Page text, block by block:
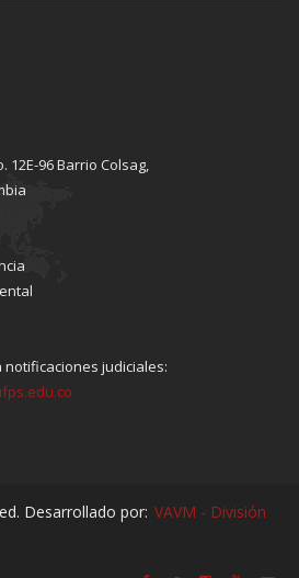
96 Barrio Colsag,
judiciales:
Desarrollado por: VAVM - División